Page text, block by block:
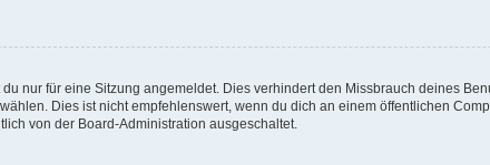
nur für eine Sitzung angemeldet. Dies verhindert den Missbrauch deines
Dies ist nicht empfehlenswert, wenn du dich an einem öffentlichen
von der Board-Administration ausgeschaltet.